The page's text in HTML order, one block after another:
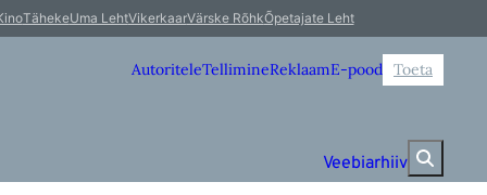
TähekeUma LehtVikerkaarVärske RõhkÕpetajate Leht
AutoriteleTellimineReklaamE-pood Toeta
Veebiarhiiv